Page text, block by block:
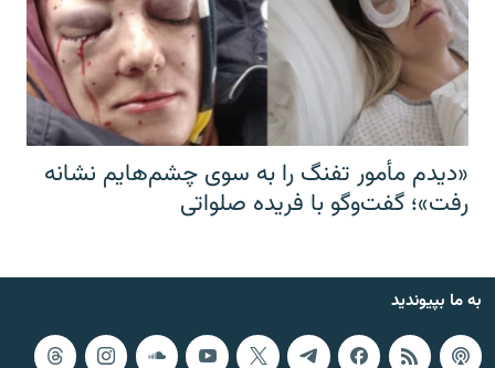
«دیدم مأمور تفنگ را به سوی چشم‌هایم نشانه
رفت»؛ گفت‌و‌گو با فریده صلواتی
به ما بپیوندید